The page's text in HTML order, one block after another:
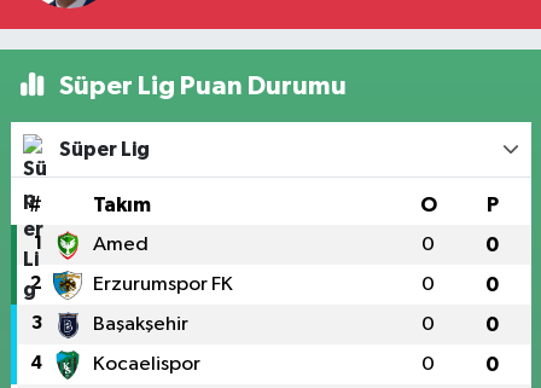
Süper Lig Puan Durumu
Süper Lig
# Takım O P
1 Amed 0 0
2 Erzurumspor FK 0 0
3 Başakşehir 0 0
4 Kocaelispor 0 0